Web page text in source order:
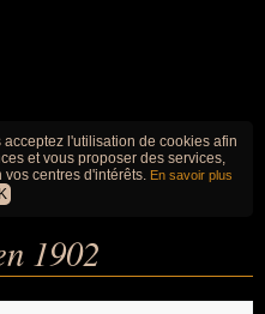
l'utilisation de cookies afin
et vous proposer des services,
centres d'intérêts. En savoir plus
1902